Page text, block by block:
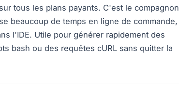
tous les plans payants. C'est le compagnon
beaucoup de temps en ligne de commande,
l'IDE. Utile pour générer rapidement des
bash ou des requêtes cURL sans quitter la